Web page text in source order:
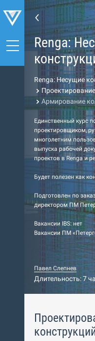
Renga:
Renga: Несущие
Армирование
Единственный курс
проектировщиком,
многолетним
выпуска рабочей
проектов в Renga и
Будет полезен как
Подготовлен по
директором ПМ
Вакансии IBS: нет
Вакансии ПМ
Павел Слепнев
Длительность: 7